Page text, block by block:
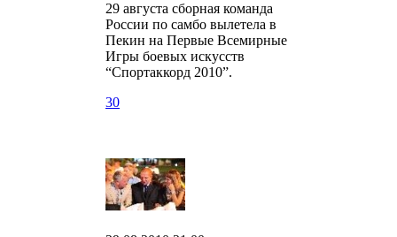
29 августа сборная команда
России по самбо вылетела в
Пекин на Первые Всемирные
Игры боевых искусств
“Спортаккорд 2010”.
30